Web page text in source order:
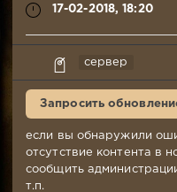
17-02-2018, 18:20
Pigrik
17-
18:20
Комментариев:
211
сервер
Запросить
если вы обнаружили
отсутствие контента в
сообщить
т.п.